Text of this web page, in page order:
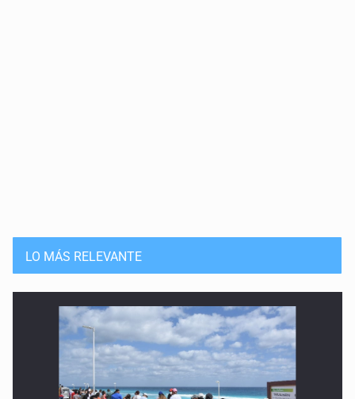
13 de Julio de 2026
No hay problema de salud
11 de Julio de 2026
Detienen en Tlajomulco a hombre con dos armas de fuego
y más de 50 cartuchos
LO MÁS RELEVANTE